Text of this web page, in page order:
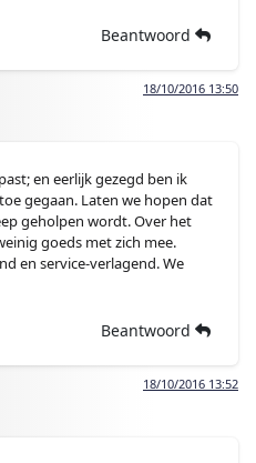
Beantwoord
18/10/2016 13:50
en eerlijk gezegd ben ik
gegaan. Laten we hopen dat
geholpen wordt. Over het
goeds met zich mee.
en service-verlagend. We
Beantwoord
18/10/2016 13:52